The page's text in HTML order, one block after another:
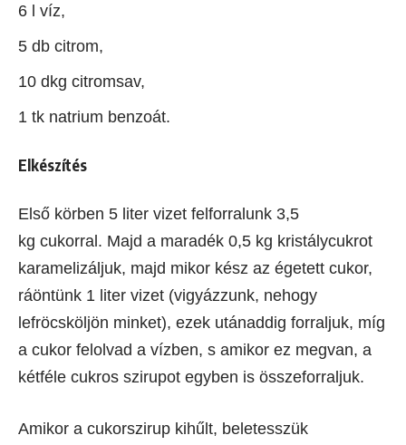
6 l víz,
5 db citrom,
10 dkg citromsav,
1 tk natrium benzoát.
Elkészítés
Első körben 5 liter vizet felforralunk 3,5
kg cukorral. Majd a maradék 0,5 kg kristálycukrot
karamelizáljuk, majd mikor kész az égetett cukor,
ráöntünk 1 liter vizet (vigyázzunk, nehogy
lefröcsköljön minket), ezek utánaddig forraljuk, míg
a cukor felolvad a vízben, s amikor ez megvan, a
kétféle cukros szirupot egyben is összeforraljuk.
Amikor a cukorszirup kihűlt, beletesszük